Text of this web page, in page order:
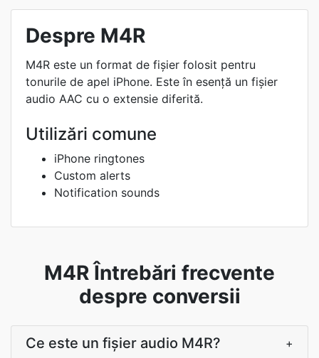
Despre M4R
M4R este un format de fișier folosit pentru
tonurile de apel iPhone. Este în esență un fișier
audio AAC cu o extensie diferită.
Utilizări comune
iPhone ringtones
Custom alerts
Notification sounds
M4R Întrebări frecvente
despre conversii
Ce este un fișier audio M4R? +